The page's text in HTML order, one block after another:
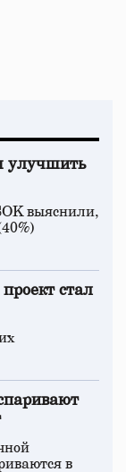
улучшить
выяснили,
стал
в